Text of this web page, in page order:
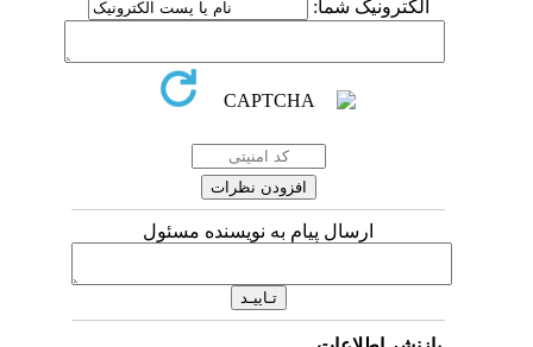
ارسال پیام به نویسنده مسئول